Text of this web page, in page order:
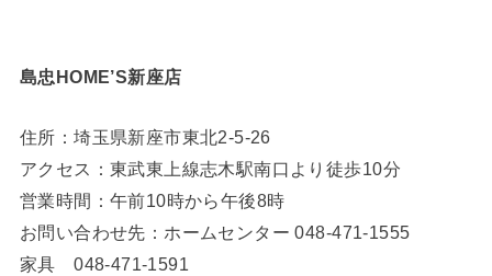
島忠HOME’S新座店
住所：埼玉県新座市東北2-5-26
アクセス：東武東上線志木駅南口より徒歩10分
営業時間：午前10時から午後8時
お問い合わせ先：ホームセンター 048-471-1555
家具 048-471-1591